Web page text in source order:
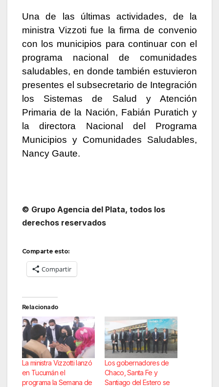
Una de las últimas actividades, de la
ministra Vizzoti fue la firma de convenio
con los municipios para continuar con el
programa nacional de comunidades
saludables, en donde también estuvieron
presentes el subsecretario de Integración
los Sistemas de Salud y Atención
Primaria de la Nación, Fabián Puratich y
la directora Nacional del Programa
Municipios y Comunidades Saludables,
Nancy Gaute.
© Grupo Agencia del Plata, todos los
derechos reservados
Comparte esto:
Compartir
Relacionado
La ministra Vizzotti lanzó
en Tucumán el
programa la Semana de
Los gobernadores de
Chaco, Santa Fe y
Santiago del Estero se